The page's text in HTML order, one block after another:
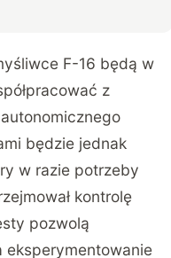
F-16 będą w
z
będzie jednak
w razie potrzeby
kontrolę
pozwolą
eksperymentowanie